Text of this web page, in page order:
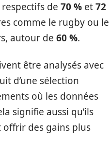
de 70 % et72
comme le rugby ou le
autour de 60 %.
être analysés avec
d’une sélection
où les données
signifie aussi qu’ils
des gains plus